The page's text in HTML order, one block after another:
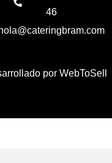
46
hola@cateringbram.com
por WebToSell